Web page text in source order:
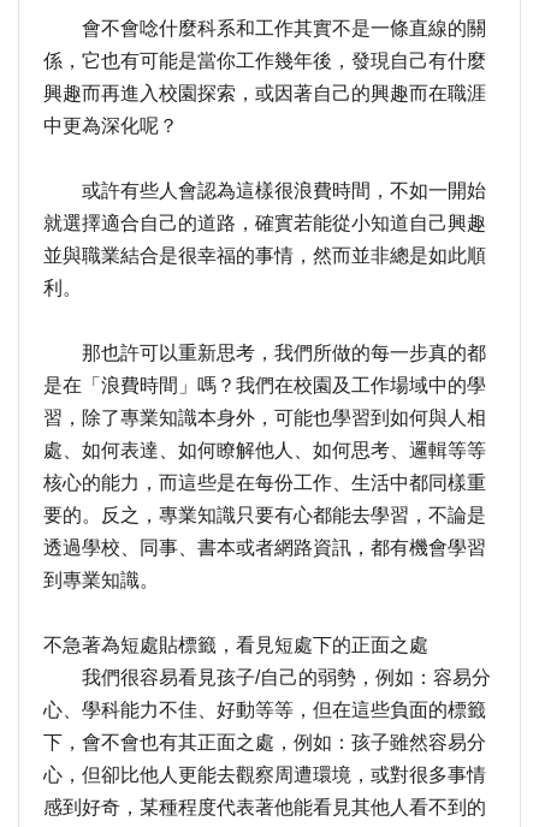
會不會唸什麼科系和工作其實不是一條直線的關
係，它也有可能是當你工作幾年後，發現自己有什麼
興趣而再進入校園探索，或因著自己的興趣而在職涯
中更為深化呢？
或許有些人會認為這樣很浪費時間，不如一開始
就選擇適合自己的道路，確實若能從小知道自己興趣
並與職業結合是很幸福的事情，然而並非總是如此順
利。
那也許可以重新思考，我們所做的每一步真的都
是在「浪費時間」嗎？我們在校園及工作場域中的學
習，除了專業知識本身外，可能也學習到如何與人相
處、如何表達、如何瞭解他人、如何思考、邏輯等等
核心的能力，而這些是在每份工作、生活中都同樣重
要的。反之，專業知識只要有心都能去學習，不論是
透過學校、同事、書本或者網路資訊，都有機會學習
到專業知識。
不急著為短處貼標籤，看見短處下的正面之處
我們很容易看見孩子/自己的弱勢，例如：容易分
心、學科能力不佳、好動等等，但在這些負面的標籤
下，會不會也有其正面之處，例如：孩子雖然容易分
心，但卻比他人更能去觀察周遭環境，或對很多事情
感到好奇，某種程度代表著他能看見其他人看不到的